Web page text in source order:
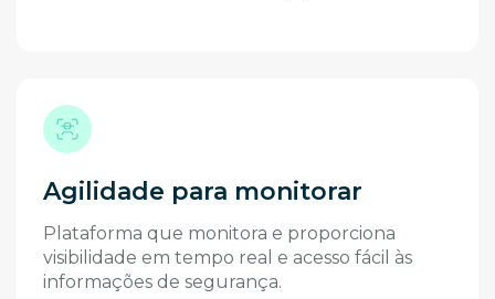
Agilidade para monitorar
Plataforma que monitora e proporciona
visibilidade em tempo real e acesso fácil às
informações de segurança.